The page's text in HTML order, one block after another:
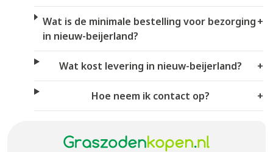
Wat is de minimale bestelling voor bezorging
in nieuw-beijerland?
+
Wat kost levering in nieuw-beijerland? +
Hoe neem ik contact op? +